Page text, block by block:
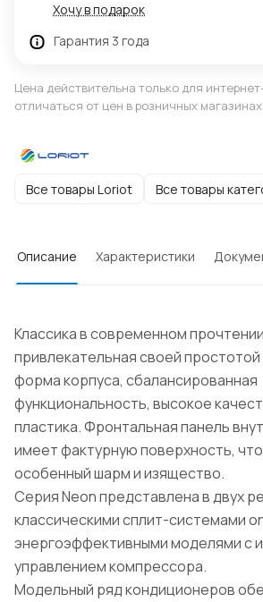
Хочу в подарок
Гарантия 3 года
Цена действительна только для
отличаться от цен в розничных магазинах
Все товары Loriot Все товары
Описание Характеристики
Классика в современном
привлекательная своей
форма корпуса, сбалансированная
функциональность, высокое
пластика. Фронтальная панель
имеет фактурную поверхность,
особенный шарм и изящество.
Серия Neon представлена в двух
классическими сплит-системами
энергоэффективными моделями с
управлением компрессора.
Модельный ряд кондиционеров